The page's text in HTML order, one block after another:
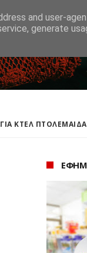
ΚΤΕΛ
and user-
generate